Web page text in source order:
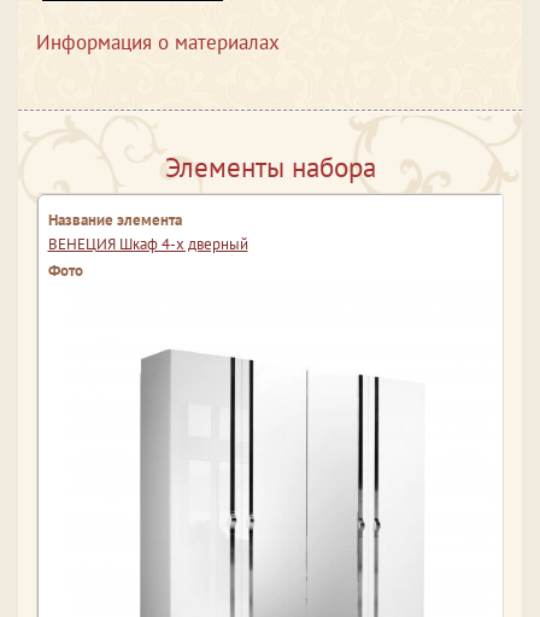
Информация о материалах
Элементы набора
ВЕНЕЦИЯ Шкаф 4-х дверный